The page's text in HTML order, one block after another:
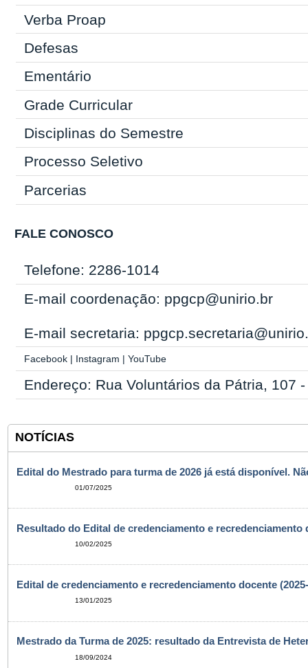
Verba Proap
Defesas
Ementário
Grade Curricular
Disciplinas do Semestre
Processo Seletivo
Parcerias
FALE CONOSCO
Telefone: 2286-1014
E-mail coordenação: ppgcp@unirio.br
E-mail secretaria:
Facebook| Instagram | YouTube
Endereço: Rua Voluntários da Pátria, 107
NOTÍCIAS
Edital do Mestrado para turma de 2026 já está disponível.
01/07/2025
Resultado do Edital de credenciamento e recredenciamento
10/02/2025
Edital de credenciamento e recredenciamento docente
13/01/2025
Mestrado da Turma de 2025: resultado da Entrevista de
18/09/2024